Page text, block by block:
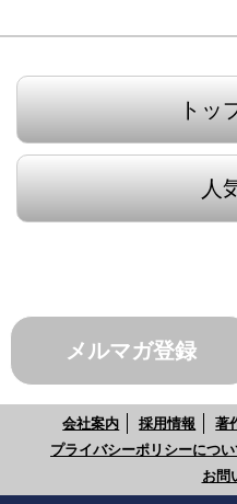
トッ
人
メルマガ登録
会社案内 採用情報 著
プライバシーポリシーについ
お問